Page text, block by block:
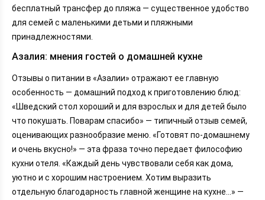
бесплатный трансфер до пляжа — существенное удобство
для семей с маленькими детьми и пляжными
принадлежностями.
Азалия: мнения гостей о домашней кухне
Отзывы о питании в «Азалии» отражают ее главную
особенность — домашний подход к приготовлению блюд:
«Шведский стол хороший и для взрослых и для детей было
что покушать. Поварам спасибо» — типичный отзыв семей,
оценивающих разнообразие меню. «Готовят по-домашнему
и очень вкусно!» — эта фраза точно передает философию
кухни отеля. «Каждый день чувствовали себя как дома,
уютно и с хорошим настроением. Хотим выразить
отдельную благодарность главной женщине на кухне...» —